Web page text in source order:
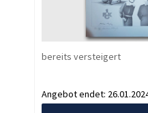
bereits versteigert
Angebot endet: